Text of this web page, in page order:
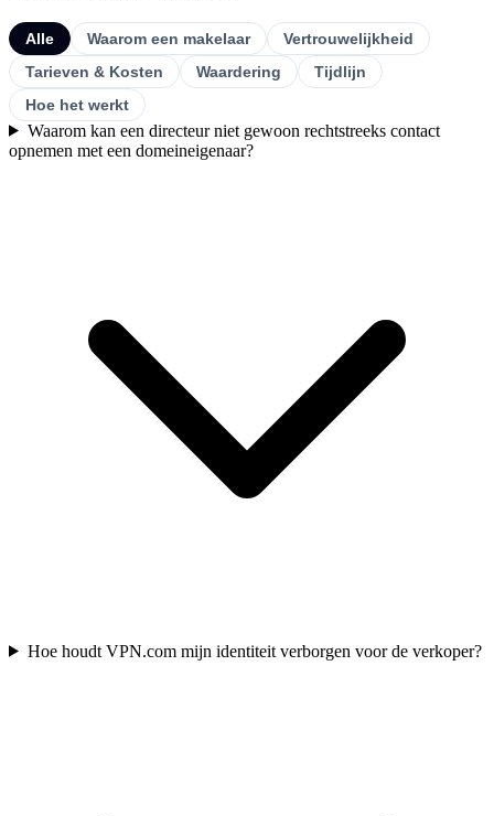
Alle Waarom een makelaar
Vertrouwelijkheid
Tarieven & Kosten
Waardering
Tijdlijn
Hoe het werkt
Waarom kan een directeur niet gewoon rechtstreeks contact
opnemen met een domeineigenaar?
Hoe houdt VPN.com mijn identiteit verborgen voor de verkoper?